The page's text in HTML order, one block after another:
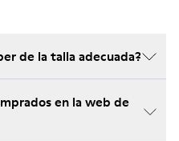
de la talla adecuada?